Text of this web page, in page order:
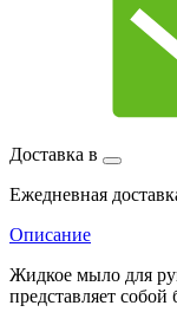
Доставка в
Ежедневная
Описание
Жидкое мыло для
представляет